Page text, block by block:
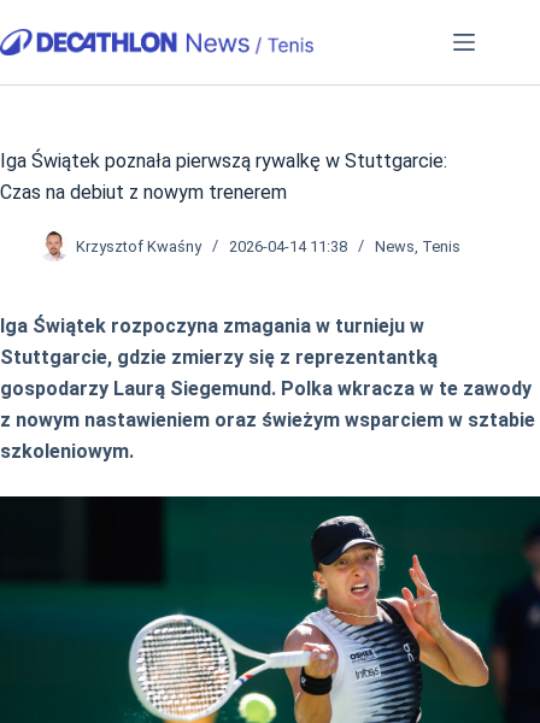
do
Iga Świątek poznała pierwszą rywalkę w Stuttgarcie:
Czas na debiut z nowym trenerem
Krzysztof Kwaśny 2026-04-14 11:38 News Tenis
Iga Świątek rozpoczyna zmagania w turnieju w
Stuttgarcie, gdzie zmierzy się z reprezentantką
gospodarzy Laurą Siegemund. Polka wkracza w te zawody
z nowym nastawieniem oraz świeżym wsparciem w sztabie
szkoleniowym.